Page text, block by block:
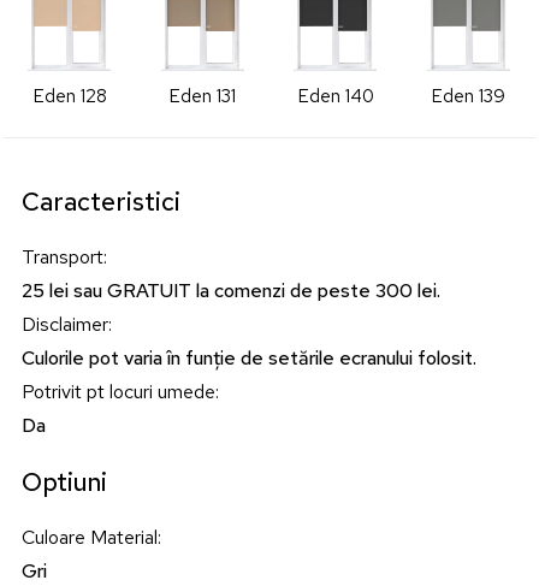
Eden 128 Eden 131 Eden 140 Eden 139
Caracteristici
Transport:
25 lei sau GRATUIT la comenzi de peste 300 lei.
Disclaimer:
Culorile pot varia în funție de setările ecranului folosit.
Potrivit pt locuri umede:
Da
Optiuni
Culoare Material:
Gri